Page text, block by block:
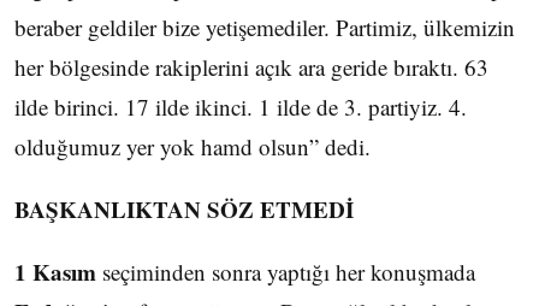
beraber geldiler bize yetişemediler. Partimiz, ülkemizin
her bölgesinde rakiplerini açık ara geride bıraktı. 63
ilde birinci. 17 ilde ikinci. 1 ilde de 3. partiyiz. 4.
olduğumuz yer yok hamd olsun” dedi.
BAŞKANLIKTAN SÖZ ETMEDİ
1 Kasım seçiminden sonra yaptığı her konuşmada